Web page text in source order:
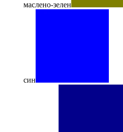
маслено-зелен
син